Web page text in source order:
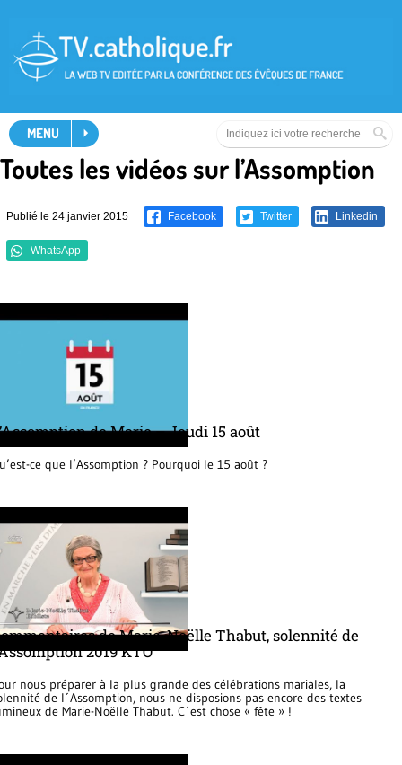
MENU
Toutes les vidéos sur l’Assomption
Publié le 24 janvier 2015 Facebook Twitter Linkedin
WhatsApp
de Marie – Jeudi 15 août
ce que l’Assomption ? Pourquoi le 15 août ?
de Marie-Noëlle Thabut, solennité de
2019 KTO
nous préparer à la plus grande des célébrations mariales, la
de l´Assomption, nous ne disposions pas encore des textes
de Marie-Noëlle Thabut. C´est chose « fête » !